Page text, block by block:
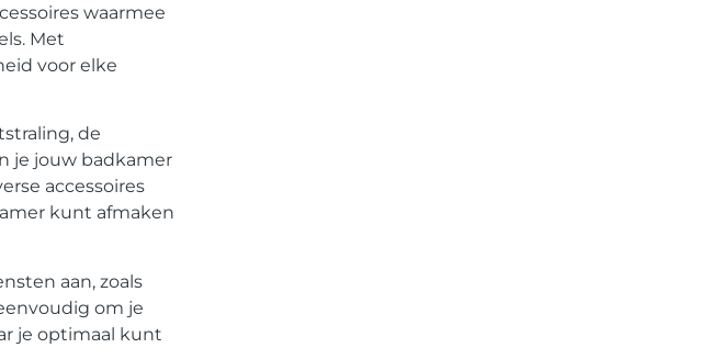
waarmee
Met
voor elke
de
je jouw badkamer
accessoires
kunt afmaken
aan, zoals
om je
je optimaal kunt